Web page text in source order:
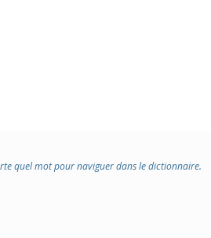
quel mot pour naviguer dans le dictionnaire.